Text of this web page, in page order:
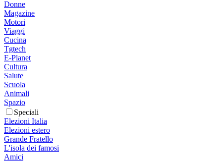
Donne
Magazine
Motori
Viaggi
Cucina
Tgtech
E-Planet
Cultura
Salute
Scuola
Animali
Spazio
Speciali
Elezioni Italia
Elezioni estero
Grande Fratello
L'isola dei famosi
Amici